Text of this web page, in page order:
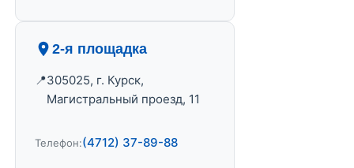
2-я площадка
305025, г. Курск,
Магистральный проезд, 11
Телефон:(4712) 37-89-88